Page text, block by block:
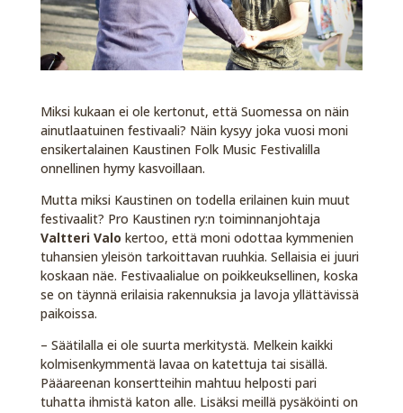
Miksi kukaan ei ole kertonut, että Suomessa on näin
ainutlaatuinen festivaali? Näin kysyy joka vuosi moni
ensikertalainen Kaustinen Folk Music Festivalilla
onnellinen hymy kasvoillaan.
Mutta miksi Kaustinen on todella erilainen kuin muut
festivaalit? Pro Kaustinen ry:n toiminnanjohtaja
Valtteri Valo kertoo, että moni odottaa kymmenien
tuhansien yleisön tarkoittavan ruuhkia. Sellaisia ei juuri
koskaan näe. Festivaalialue on poikkeuksellinen, koska
se on täynnä erilaisia rakennuksia ja lavoja yllättävissä
paikoissa.
– Säätilalla ei ole suurta merkitystä. Melkein kaikki
kolmisenkymmentä lavaa on katettuja tai sisällä.
Pääareenan konsertteihin mahtuu helposti pari
tuhatta ihmistä katon alle. Lisäksi meillä pysäköinti on